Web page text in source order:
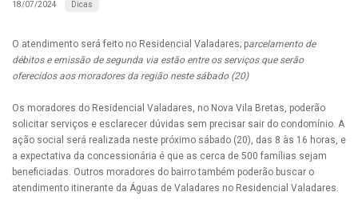
18/07/2024 Dicas
O atendimento será feito no Residencial Valadares; parcelamento de
débitos e emissão de segunda via estão entre os serviços que serão
oferecidos aos moradores da região neste sábado (20)
Os moradores do Residencial Valadares, no Nova Vila Bretas, poderão
solicitar serviços e esclarecer dúvidas sem precisar sair do condomínio. A
ação social será realizada neste próximo sábado (20), das 8 às 16 horas, e
a expectativa da concessionária é que as cerca de 500 famílias sejam
beneficiadas. Outros moradores do bairro também poderão buscar o
atendimento itinerante da Águas de Valadares no Residencial Valadares.